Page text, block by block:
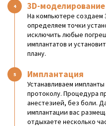
3D-моделирование
На компьютере создаем
определяем точки
исключить любые
имплантатов и
плану.
Имплантация
Устанавливаем
протоколу. Процедура
анестезией, без боли.
имплантации вас
отдыхаете несколько